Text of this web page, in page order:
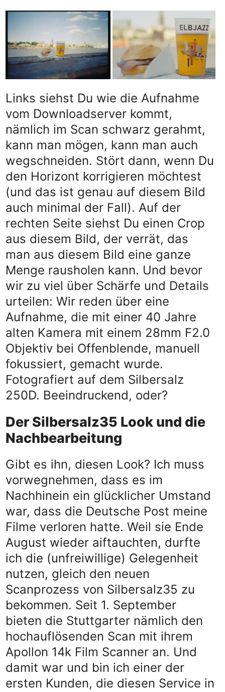
Links siehst Du wie die Aufnahme
vom Downloadserver kommt,
nämlich im Scan schwarz gerahmt,
kann man mögen, kann man auch
wegschneiden. Stört dann, wenn Du
den Horizont korrigieren möchtest
(und das ist genau auf diesem Bild
auch minimal der Fall). Auf der
rechten Seite siehst Du einen Crop
aus diesem Bild, der verrät, das
man aus diesem Bild eine ganze
Menge rausholen kann. Und bevor
wir zu viel über Schärfe und Details
urteilen: Wir reden über eine
Aufnahme, die mit einer 40 Jahre
alten Kamera mit einem 28mm F2.0
Objektiv bei Offenblende, manuell
fokussiert, gemacht wurde.
Fotografiert auf dem Silbersalz
250D. Beeindruckend, oder?
Der Silbersalz35 Look und die
Nachbearbeitung
Gibt es ihn, diesen Look? Ich muss
vorwegnehmen, dass es im
Nachhinein ein glücklicher Umstand
war, dass die Deutsche Post meine
Filme verloren hatte. Weil sie Ende
August wieder aiftauchten, durfte
ich die (unfreiwillige) Gelegenheit
nutzen, gleich den neuen
Scanprozess von Silbersalz35 zu
bekommen. Seit 1. September
bieten die Stuttgarter nämlich den
hochauflösenden Scan mit ihrem
Apollon 14k Film Scanner an. Und
damit war und bin ich einer der
ersten Kunden, die diesen Service in